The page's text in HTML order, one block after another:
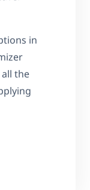
in
the